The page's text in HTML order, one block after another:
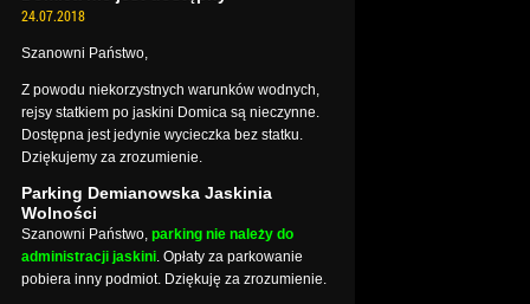
24.07.2018
Szanowni Państwo,
Z powodu niekorzystnych warunków wodnych,
rejsy statkiem po jaskini Domica są nieczynne.
Dostępna jest jedynie wycieczka bez statku.
Dziękujemy za zrozumienie.
Parking Demianowska Jaskinia
Wolności
Szanowni Państwo, parking nie należy do
administracji jaskini. Opłaty za parkowanie
pobiera inny podmiot. Dziękuję za zrozumienie.